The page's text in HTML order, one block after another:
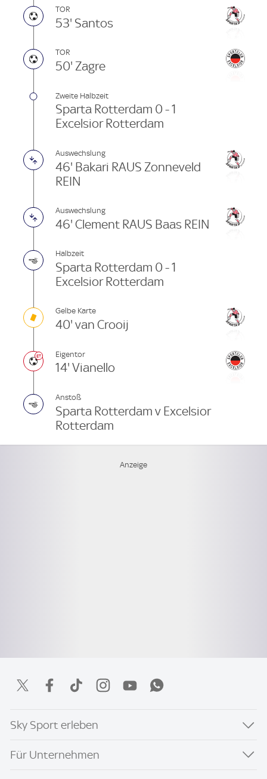
TOR
53' Santos
TOR
50' Zagre
Zweite Halbzeit
Sparta Rotterdam 0 - 1
Excelsior Rotterdam
Auswechslung
46' Bakari RAUS Zonneveld
REIN
Auswechslung
46' Clement RAUS Baas REIN
Halbzeit
Sparta Rotterdam 0 - 1
Excelsior Rotterdam
Gelbe Karte
40' van Crooij
Eigentor
14' Vianello
Anstoß
Sparta Rotterdam v Excelsior
Rotterdam
Sky Sport erleben
Für Unternehmen